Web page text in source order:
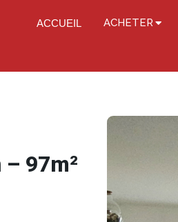
ACCUEIL ACHETER
97m²